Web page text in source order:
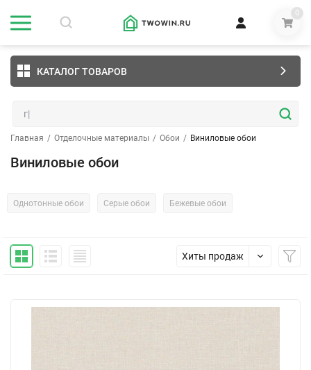
0
КАТАЛОГ ТОВАРОВ
Главная / Отделочные материалы / Обои / Виниловые обои
Виниловые обои
Однотонные обои Серые обои Бежевые обои
Хиты продаж